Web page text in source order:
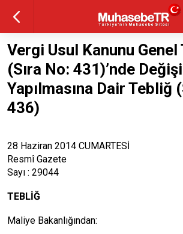
Vergi Usul Kanunu
(Sıra No: 431)’nde
Yapılmasına Dair Tebliğ
436)
28 Haziran 2014 CUMARTESİ
Resmî Gazete
Sayı : 29044
TEBLİĞ
Maliye Bakanlığından: